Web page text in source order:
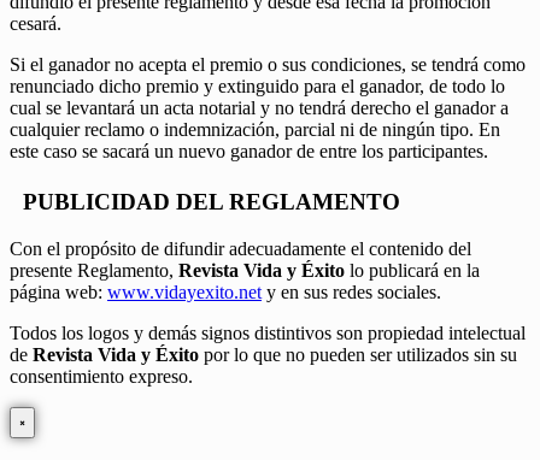
cesará.
Si el ganador no acepta el premio o sus condiciones, se tendrá como
renunciado dicho premio y extinguido para el ganador, de todo lo
cual se levantará un acta notarial y no tendrá derecho el ganador a
cualquier reclamo o indemnización, parcial ni de ningún tipo. En
este caso se sacará un nuevo ganador de entre los participantes.
PUBLICIDAD DEL REGLAMENTO
Con el propósito de difundir adecuadamente el contenido del
presente Reglamento, Revista Vida y Éxito lo publicará en la
página web: www.vidayexito.net y en sus redes sociales.
Todos los logos y demás signos distintivos son propiedad intelectual
de Revista Vida y Éxito por lo que no pueden ser utilizados sin su
consentimiento expreso.
×